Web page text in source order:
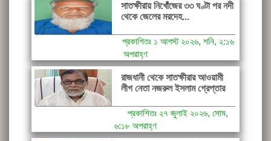
সাতক্ষীরায় নিখোঁজের ৩৩ ঘণ্টা পর নদী
থেকে জেলের মরদেহ...
প্রকাশিতঃ ১ আগস্ট ২০২৬, শনি, ২:১৬
অপরাহ্ণ
রাজধানী থেকে সাতক্ষীরার আওয়ামী
লীগ নেতা নজরুল ইসলাম গ্রেপ্তার
প্রকাশিতঃ ২৭ জুলাই ২০২৬, সোম,
৬:১৮ অপরাহ্ণ